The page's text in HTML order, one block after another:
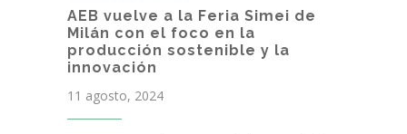
AEB vuelve a la Feria Simei de
Milán con el foco en la
producción sostenible y la
innovación
11 agosto, 2024